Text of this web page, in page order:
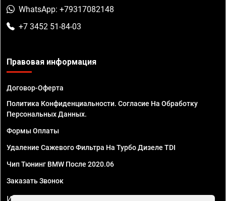
WhatsApp: +79317082148
+7 3452 51-84-03
Правовая информация
Договор-Оферта
Политика Конфиденциальности. Согласие На Обработку
Персональных Данных.
Формы Оплаты
Удаление Сажевого Фильтра На Турбо Дизеле TDI
Чип Тюнинг BMW После 2020.06
Заказать Звонок